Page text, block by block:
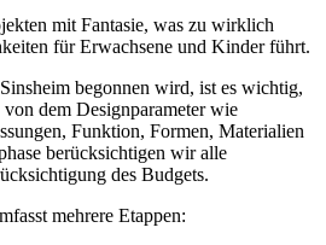
mit Fantasie, was zu wirklich
für Erwachsene und Kinder führt.
begonnen wird, ist es wichtig,
dem Designparameter wie
Funktion, Formen, Materialien
berücksichtigen wir alle
des Budgets.
mehrere Etappen: